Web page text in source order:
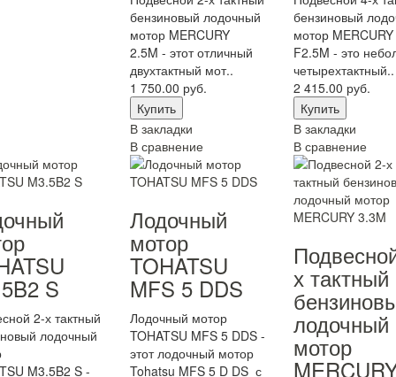
бензиновый лодочный
мотор MERCURY
2.5M - этот отличный
двухтактный мот..
1 750.00 руб.
В закладки
В сравнение
бензиновый
мотор MERCURY
F2.5M - это
четырехтактный..
2 415.00 руб.
В закладки
В сравнение
S
2-х тактный
лодочный
M3.5B2 S -
Лодочный
мотор
TOHATSU
MFS 5 DDS
Лодочный мотор
TOHATSU MFS 5 DDS -
этот лодочный мотор
Tohatsu MFS 5 D DS с
х тактный
лодочный
мотор